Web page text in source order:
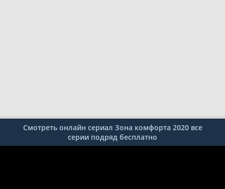
Смотреть онлайн сериал Зона комфорта 2020 все
серии подряд бесплатно